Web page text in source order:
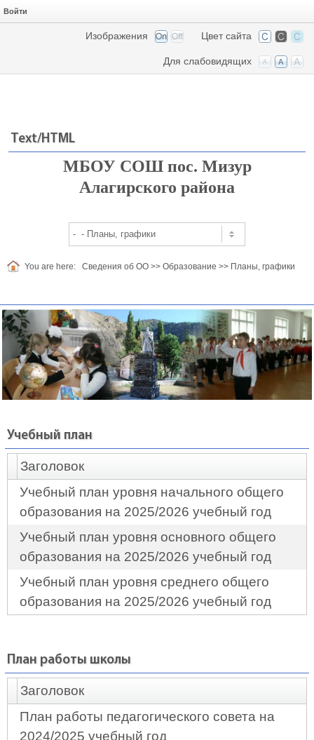
Войти
Цвет сайта
Изображения
Для слабовидящих
Text/HTML
МБОУ СОШ пос. Мизур
Алагирского района
You are here: Сведения об ОО >> Образование >> Планы, графики
Учебный план
Заголовок
Учебный план уровня начального общего
образования на 2025/2026 учебный год
Учебный план уровня основного общего
образования на 2025/2026 учебный год
Учебный план уровня среднего общего
образования на 2025/2026 учебный год
План работы школы
Заголовок
План работы педагогического совета на
2024/2025 учебный год